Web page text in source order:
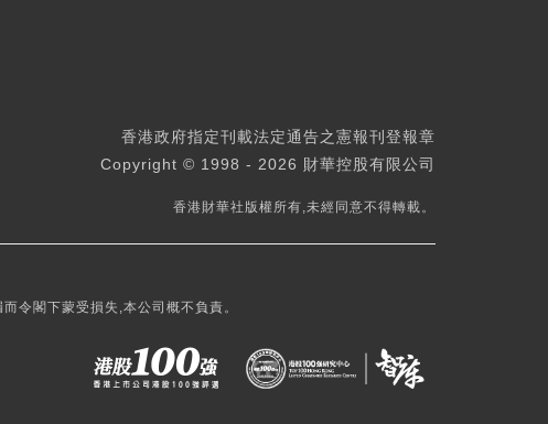
香港政府指定刊載法定通告之憲報刊登報章
Copyright © 1998 - 2026 財華控股有限公司
香港財華社版權所有,未經同意不得轉載。
令閣下蒙受損失,本公司概不負責。